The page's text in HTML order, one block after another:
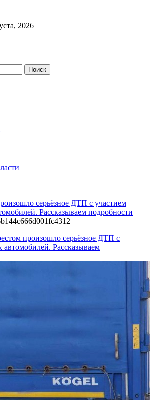
2026
серьёзное ДТП с участием
Рассказываем подробности
произошло серьёзное ДТП с
автомобилей. Рассказываем